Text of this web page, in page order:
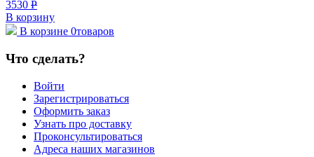
3530 Р
В корзину
В корзине 0товаров
Что сделать?
Войти
Зарегистрироваться
Оформить заказ
Узнать про доставку
Проконсультироваться
Адреса наших магазинов